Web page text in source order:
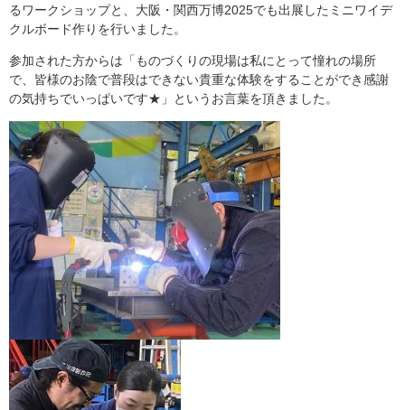
るワークショップと、大阪・関西万博2025でも出展したミニワイデ
クルボード作りを行いました。
参加された方からは「ものづくりの現場は私にとって憧れの場所
で、皆様のお陰で普段はできない貴重な体験をすることができ感謝
の気持ちでいっぱいです★」というお言葉を頂きました。​